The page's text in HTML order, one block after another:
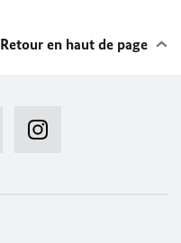
Retour en haut de page